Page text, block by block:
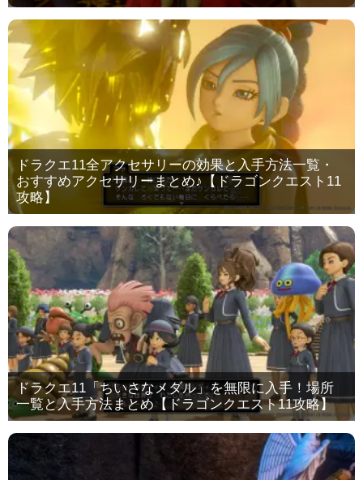
ドラクエ11全アクセサリーの効果と入手方法一覧・
おすすめアクセサリーまとめ♪【ドラゴンクエスト11
攻略】
ドラクエ11「ちいさなメダル」を無限に入手！場所
一覧と入手方法まとめ【ドラゴンクエスト11攻略】